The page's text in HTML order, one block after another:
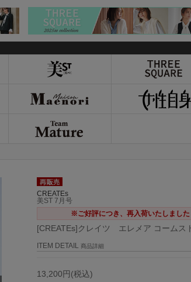
CREATEs
美ST 7月号
※ご好評につき、再入荷いたしました
[CREATEs]クレイツ エレメア コームス
ITEM DETAIL 商品詳細
13,200円(税込)